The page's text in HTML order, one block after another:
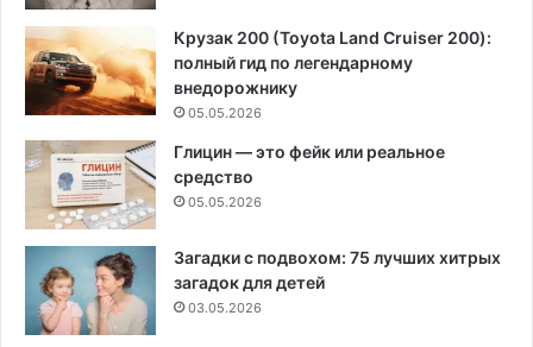
Крузак 200 (Toyota Land Cruiser 200):
полный гид по легендарному
внедорожнику
05.05.2026
Глицин — это фейк или реальное
средство
05.05.2026
Загадки с подвохом: 75 лучших хитрых
загадок для детей
03.05.2026